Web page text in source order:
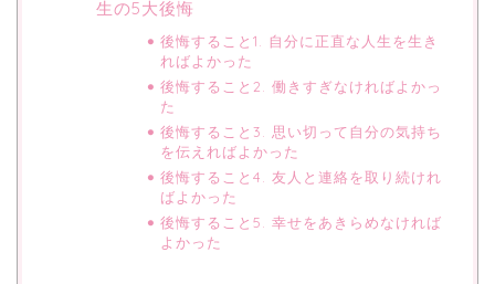
生の5大後悔
後悔すること1. 自分に正直な人生を生き
ればよかった
後悔すること2. 働きすぎなければよかっ
た
後悔すること3. 思い切って自分の気持ち
を伝えればよかった
後悔すること4. 友人と連絡を取り続けれ
ばよかった
後悔すること5. 幸せをあきらめなければ
よかった